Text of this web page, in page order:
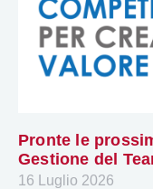
Pronte le
Gestione del
16 Luglio 2026